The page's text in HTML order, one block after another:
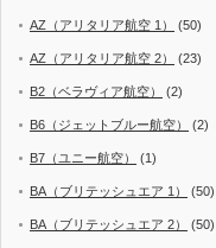
AZ（アリタリア航空 1） (50)
AZ（アリタリア航空 2） (23)
B2（ベラヴィア航空） (2)
B6（ジェットブルー航空） (2)
B7（ユニー航空） (1)
BA（ブリテッシュエア 1） (50)
BA（ブリテッシュエア 2） (50)